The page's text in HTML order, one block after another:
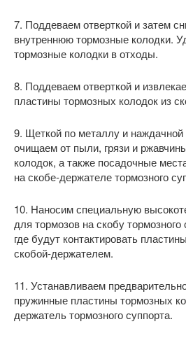
7. Поддеваем отверткой и затем
внутреннюю тормозные колодки.
тормозные колодки в отходы.
8. Поддеваем отверткой и
пластины тормозных колодок из
9. Щеткой по металлу и
очищаем от пыли, грязи и
колодок, а также посадочные
на скобе-держателе тормозного
10. Наносим специальную
для тормозов на скобу тормозного
где будут контактировать
скобой-держателем.
11. Устанавливаем
пружинные пластины тормозных
держатель тормозного суппорта.